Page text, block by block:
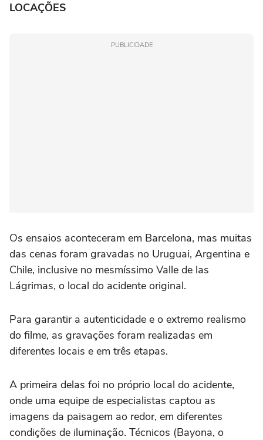
LOCAÇÕES
PUBLICIDADE
Os ensaios aconteceram em Barcelona, mas muitas
das cenas foram gravadas no Uruguai, Argentina e
Chile, inclusive no mesmíssimo Valle de las
Lágrimas, o local do acidente original.
Para garantir a autenticidade e o extremo realismo
do filme, as gravações foram realizadas em
diferentes locais e em três etapas.
A primeira delas foi no próprio local do acidente,
onde uma equipe de especialistas captou as
imagens da paisagem ao redor, em diferentes
condições de iluminação. Técnicos (Bayona, o